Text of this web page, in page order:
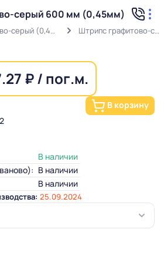
серый 600 мм (0,45мм)
Штрипс графитово-серый (0,45мм) RAL 7024 в защитной пленке Штрипс графитово-серый 600 мм (0,45мм)
₽ / пог.м.
В корзину
В наличии
В наличии
В наличии
25.09.2024